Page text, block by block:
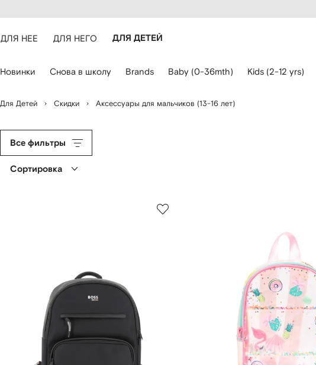
ДЛЯ НЕЕ ДЛЯ НЕГО ДЛЯ ДЕТЕЙ
Новинки Снова в школу Brands Baby (0-36mth) Kids (2-12 yrs)
Для Детей Скидки Аксессуары для мальчиков (13-16 лет)
Все фильтры
Сортировка